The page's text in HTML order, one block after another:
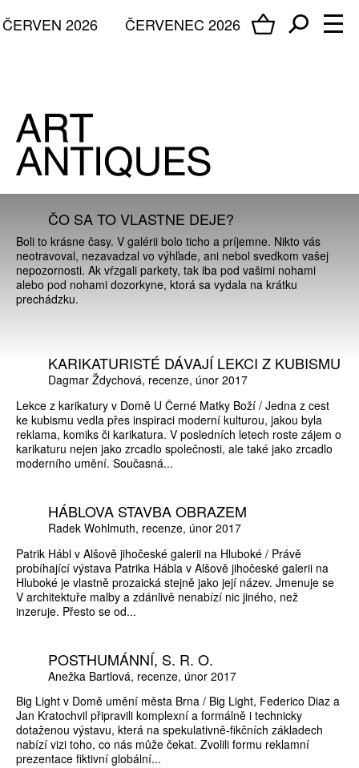
ČERVENEC 2026
ČERVEN 2026
ČO SA TO VLASTNE DEJE?
Boli to krásne časy. V galérii bolo ticho a príjemne. Nikto vás
neotravoval, nezavadzal vo výhľade, ani nebol svedkom vašej
nepozornosti. Ak vŕzgali parkety, tak iba pod vašimi nohami
alebo pod nohami dozorkyne, ktorá sa vydala na krátku
prechádzku.
KARIKATURISTÉ DÁVAJÍ LEKCI Z KUBISMU
Dagmar Ždychová recenze únor 2017
Lekce z karikatury v Domě U Černé Matky Boží / Jedna z cest
ke kubismu vedla přes inspiraci moderní kulturou, jakou byla
reklama, komiks či karikatura. V posledních letech roste zájem o
karikaturu nejen jako zrcadlo společnosti, ale také jako zrcadlo
moderního umění. Současná...
HÁBLOVA STAVBA OBRAZEM
Radek Wohlmuth recenze únor 2017
Patrik Hábl v Alšově jihočeské galerii na Hluboké / Právě
probíhající výstava Patrika Hábla v Alšově jihočeské galerii na
Hluboké je vlastně prozaická stejně jako její název. Jmenuje se
V architektuře malby a zdánlivě nenabízí nic jiného, než
inzeruje. Přesto se od...
POSTHUMÁNNÍ, S. R. O.
Anežka Bartlová recenze únor 2017
Big Light v Domě umění města Brna / Big Light, Federico Diaz a
Jan Kratochvil připravili komplexní a formálně i technicky
dotaženou výstavu, která na spekulativně-fikčních základech
nabízí vizi toho, co nás může čekat. Zvolili formu reklamní
prezentace fiktivní globální...